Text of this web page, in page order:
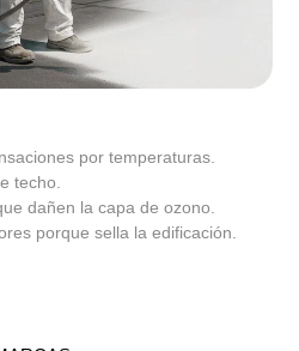
por temperaturas.
techo.
dañen la capa de ozono.
porque sella la edificación.